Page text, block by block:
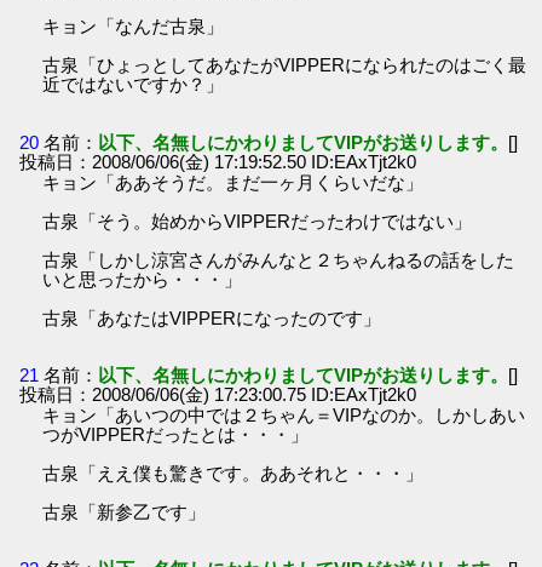
キョン「なんだ古泉」
古泉「ひょっとしてあなたがVIPPERになられたのはごく最
近ではないですか？」
20 名前： 以下、名無しにかわりましてVIPがお送りします。 []
投稿日：2008/06/06(金) 17:19:52.50 ID:EAxTjt2k0
キョン「ああそうだ。まだ一ヶ月くらいだな」
古泉「そう。始めからVIPPERだったわけではない」
古泉「しかし涼宮さんがみんなと２ちゃんねるの話をした
いと思ったから・・・」
古泉「あなたはVIPPERになったのです」
21 名前： 以下、名無しにかわりましてVIPがお送りします。 []
投稿日：2008/06/06(金) 17:23:00.75 ID:EAxTjt2k0
キョン「あいつの中では２ちゃん＝VIPなのか。しかしあい
つがVIPPERだったとは・・・」
古泉「ええ僕も驚きです。ああそれと・・・」
古泉「新参乙です」